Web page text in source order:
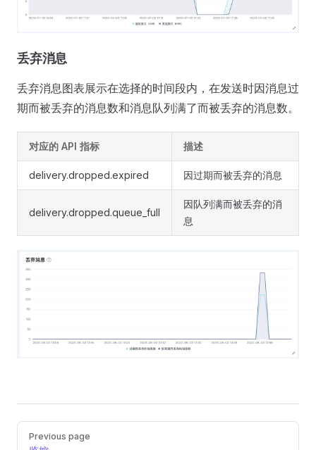
丢弃消息
丢弃消息图表展示在选择的时间段内，在发送时因消息过
期而被丢弃的消息数和消息队列满了而被丢弃的消息数。
对应的 API 指标 描述
delivery.dropped.expired 因过期而被丢弃的消息
delivery.dropped.queue_full
因队列满而被丢弃的消
息
Pager
Previous page